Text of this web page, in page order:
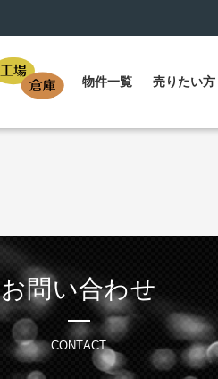
物件一覧 売りたい方
お問い合わせ
CONTACT